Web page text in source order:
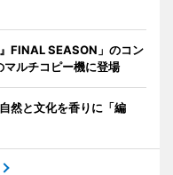
FINAL SEASON」のコン
マルチコピー機に登場
然と文化を香りに「編